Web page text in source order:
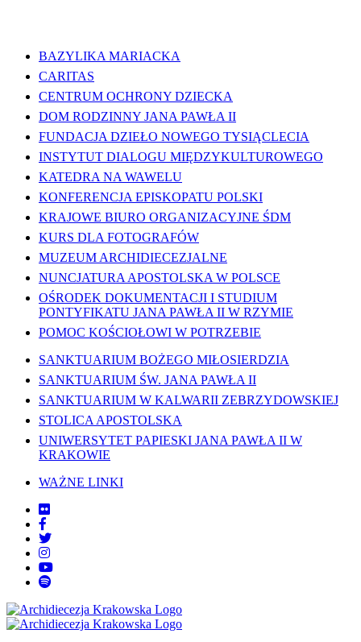
BAZYLIKA MARIACKA
CARITAS
CENTRUM OCHRONY DZIECKA
DOM RODZINNY JANA PAWŁA II
FUNDACJA DZIEŁO NOWEGO TYSIĄCLECIA
INSTYTUT DIALOGU MIĘDZYKULTUROWEGO
KATEDRA NA WAWELU
KONFERENCJA EPISKOPATU POLSKI
KRAJOWE BIURO ORGANIZACYJNE ŚDM
KURS DLA FOTOGRAFÓW
MUZEUM ARCHIDIECEZJALNE
NUNCJATURA APOSTOLSKA W POLSCE
OŚRODEK DOKUMENTACJI I STUDIUM
PONTYFIKATU JANA PAWŁA II W RZYMIE
POMOC KOŚCIOŁOWI W POTRZEBIE
SANKTUARIUM BOŻEGO MIŁOSIERDZIA
SANKTUARIUM ŚW. JANA PAWŁA II
SANKTUARIUM W KALWARII ZEBRZYDOWSKIEJ
STOLICA APOSTOLSKA
UNIWERSYTET PAPIESKI JANA PAWŁA II W
KRAKOWIE
WAŻNE LINKI